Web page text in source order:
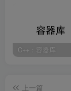
C++：容器库
上一篇